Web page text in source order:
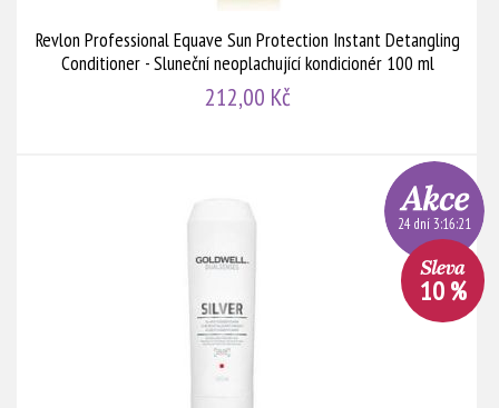
Revlon Professional Equave Sun Protection Instant Detangling
Conditioner - Sluneční neoplachující kondicionér 100 ml
212,00 Kč
24 dní 3:16:20
10 %